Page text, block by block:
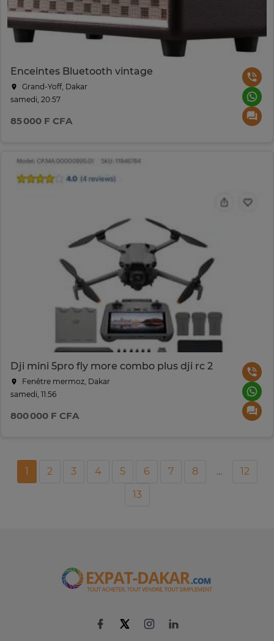
Enceintes Bluetooth vintage
Grand-Yoff, Dakar
samedi, 20:57
85 000 F CFA
Dji mini 5pro fly more combo plus dji rc 2
Fenêtre mermoz, Dakar
samedi, 11:56
800 000 F CFA
1 2 3 4 5 6 7 8 ...
12
13